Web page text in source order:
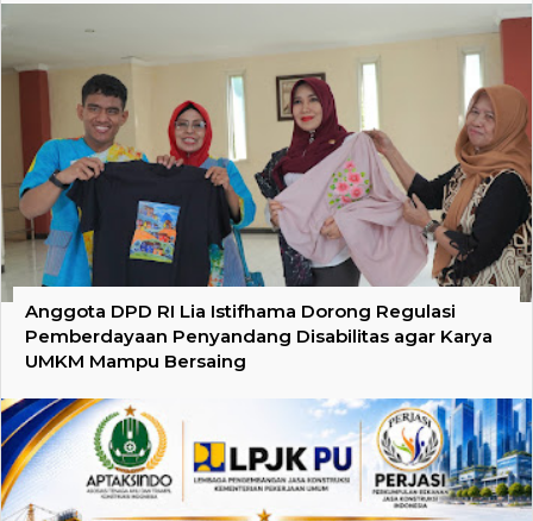
Anggota DPD RI Lia Istifhama Dorong Regulasi
Pemberdayaan Penyandang Disabilitas agar Karya
UMKM Mampu Bersaing